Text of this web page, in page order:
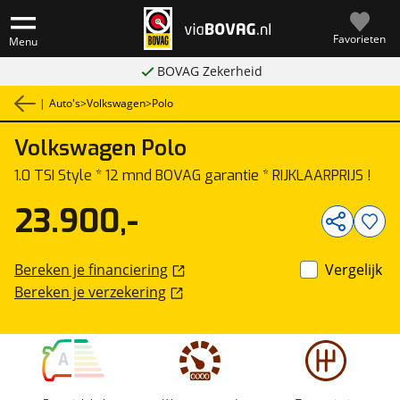
Menu Favorieten
BOVAG Zekerheid
| Auto's>Volkswagen>Polo
Volkswagen Polo
1.0 TSI Style * 12 mnd BOVAG garantie * RIJKLAARPRIJS !
A
23.900,-
Bereken je financiering
Bereken je verzekering
Vergelijk